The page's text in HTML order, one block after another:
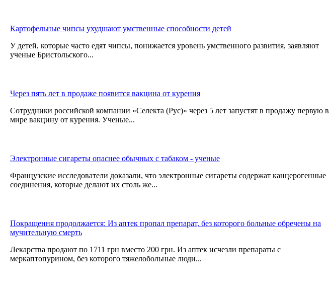
Картофельные чипсы ухудшают умственные способности детей
У детей, которые часто едят чипсы, понижается уровень умственного развития, заявляют
ученые Бристольского...
Через пять лет в продаже появится вакцина от курения
Сотрудники российской компании «Селекта (Рус)» через 5 лет запустят в продажу первую в
мире вакцину от курения. Ученые...
Электронные сигареты опаснее обычных с табаком - ученые
Французские исследователи доказали, что электронные сигареты содержат канцерогенные
соединения, которые делают их столь же...
Покращення продолжается: Из аптек пропал препарат, без которого больные обречены на
мучительную смерть
Лекарства продают по 1711 грн вместо 200 грн. Из аптек исчезли препараты с
меркаптопурином, без которого тяжелобольные люди...